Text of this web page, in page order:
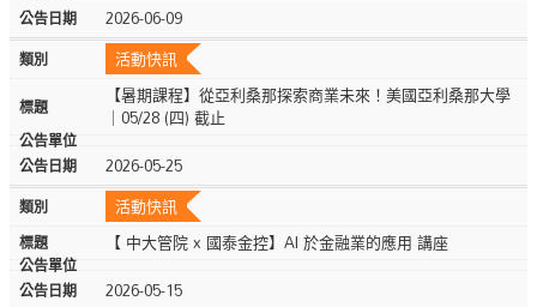
2026-06-09
活動快訊
【暑期課程】從亞利桑那探索商業未來！美國亞利桑那大學
｜05/28 (四) 截止
2026-05-25
活動快訊
【 中大管院 x 國泰金控】AI 於金融業的應用 講座
2026-05-15